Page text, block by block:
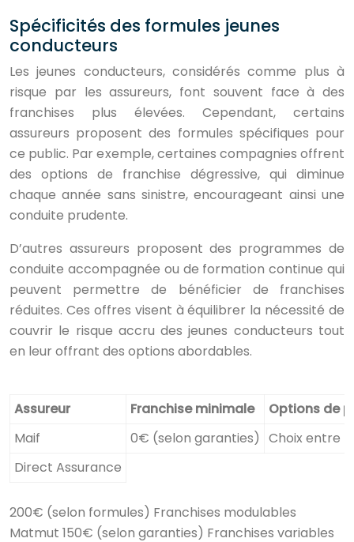
Spécificités des formules jeunes
conducteurs
Les jeunes conducteurs, considérés comme plus à
risque par les assureurs, font souvent face à des
franchises plus élevées. Cependant, certains
assureurs proposent des formules spécifiques pour
ce public. Par exemple, certaines compagnies offrent
des options de franchise dégressive, qui diminue
chaque année sans sinistre, encourageant ainsi une
conduite prudente.
D’autres assureurs proposent des programmes de
conduite accompagnée ou de formation continue qui
peuvent permettre de bénéficier de franchises
réduites. Ces offres visent à équilibrer la nécessité de
couvrir le risque accru des jeunes conducteurs tout
en leur offrant des options abordables.
Assureur Franchise minimale
Options de
Maif
0€ (selon garanties) Choix entre
Direct Assurance
200€ (selon formules) Franchises modulables
Matmut 150€ (selon garanties) Franchises variables